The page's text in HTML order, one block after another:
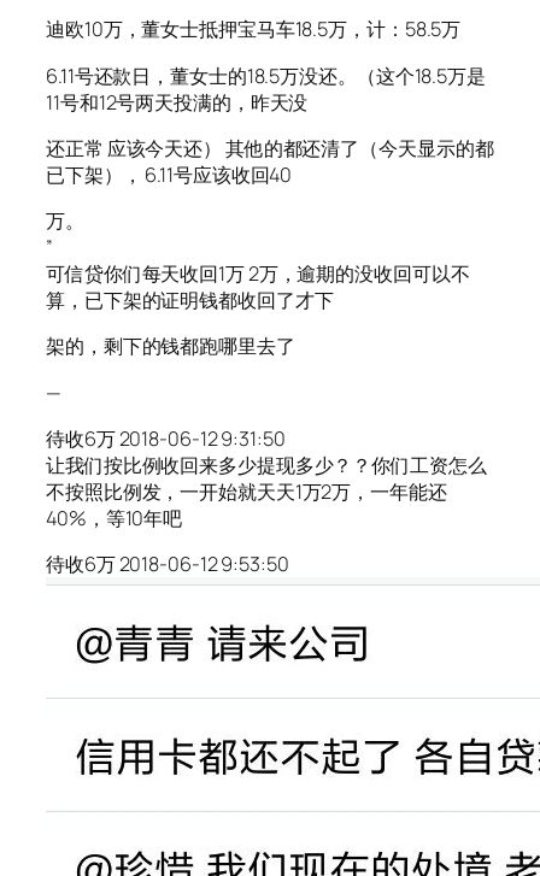
迪欧10万，董女士抵押宝马车18.5万，计：58.5万
6.11号还款日，董女士的18.5万没还。（这个18.5万是
11号和12号两天投满的，昨天没
还正常 应该今天还） 其他的都还清了（今天显示的都
已下架）， 6.11号应该收回40
万。
”
可信贷你们每天收回1万 2万，逾期的没收回可以不
算，已下架的证明钱都收回了才下
架的，剩下的钱都跑哪里去了
—
待收6万 2018-06-12 9:31:50
让我们按比例收回来多少提现多少？？你们工资怎么
不按照比例发，一开始就天天1万2万，一年能还
40%，等10年吧
待收6万 2018-06-12 9:53:50